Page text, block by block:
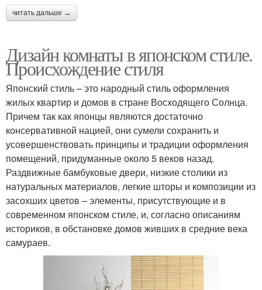
читать дальше →
Дизайн комнаты в японском стиле.
Происхождение стиля
Японский стиль – это народный стиль оформления
жилых квартир и домов в стране Восходящего Солнца.
Причем так как японцы являются достаточно
консервативной нацией, они сумели сохранить и
усовершенствовать принципы и традиции оформления
помещений, придуманные около 5 веков назад.
Раздвижные бамбуковые двери, низкие столики из
натуральных материалов, легкие шторы и композиции из
засохших цветов – элементы, присутствующие и в
современном японском стиле, и, согласно описаниям
историков, в обстановке домов живших в средние века
самураев.